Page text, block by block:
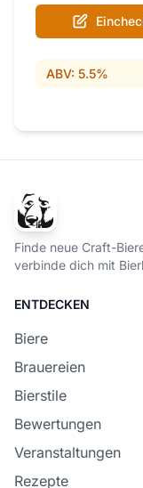
ABV: 5.5%
Finde neue Craft-
verbinde dich mit
ENTDECKEN
Biere
Brauereien
Bierstile
Bewertungen
Veranstaltungen
Rezepte